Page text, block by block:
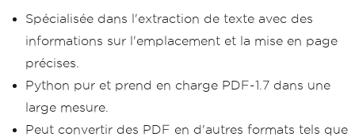
Spécialisée dans l'extraction de texte avec des
informations sur l'emplacement et la mise en page
précises.
Python pur et prend en charge PDF-1.7 dans une
large mesure.
Peut convertir des PDF en d'autres formats tels que